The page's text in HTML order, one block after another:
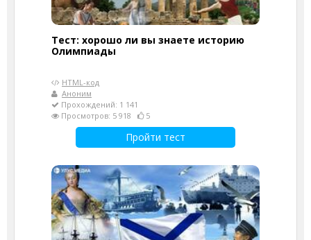
Тест: хорошо ли вы знаете историю
Олимпиады
HTML-код
Аноним
Прохождений: 1 141
Просмотров: 5 918
5
Пройти тест